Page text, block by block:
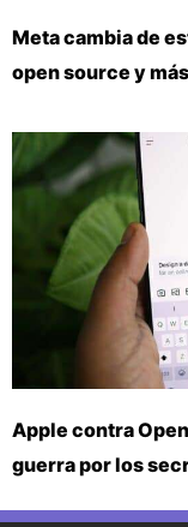
Meta cambia de
open source y
Apple contra
guerra por los